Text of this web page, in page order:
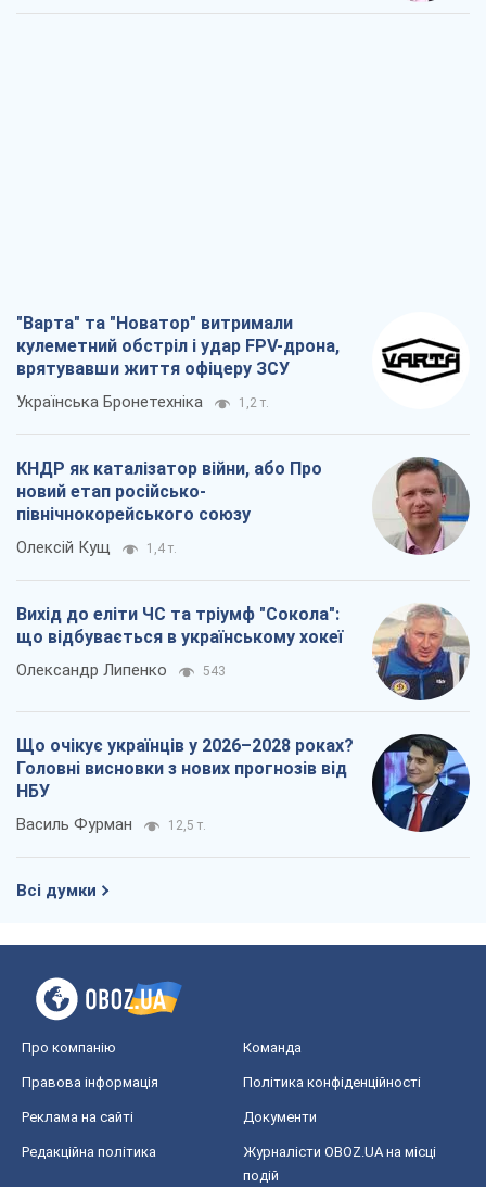
"Варта" та "Новатор" витримали
кулеметний обстріл і удар FPV-дрона,
врятувавши життя офіцеру ЗСУ
Українська Бронетехніка 1,2 т.
КНДР як каталізатор війни, або Про
новий етап російсько-
північнокорейського союзу
Олексій Кущ 1,4 т.
Вихід до еліти ЧС та тріумф "Сокола":
що відбувається в українському хокеї
Олександр Липенко 543
Що очікує українців у 2026–2028 роках?
Головні висновки з нових прогнозів від
НБУ
Василь Фурман 12,5 т.
Всі думки
Про компанію Команда
Правова інформація Політика конфіденційності
Реклама на сайті Документи
Редакційна політика
Журналісти OBOZ.UA на місці
подій